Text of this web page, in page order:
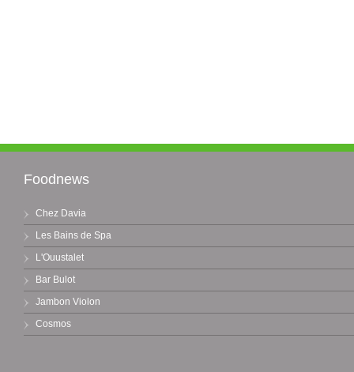
Foodnews
Chez Davia
Les Bains de Spa
L'Ouustalet
Bar Bulot
Jambon Violon
Cosmos